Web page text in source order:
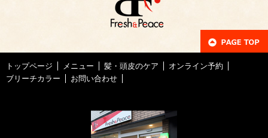
トップページ メニュー 髪・頭皮のケア
オンライン予約
ブリーチカラー
お問い合わせ